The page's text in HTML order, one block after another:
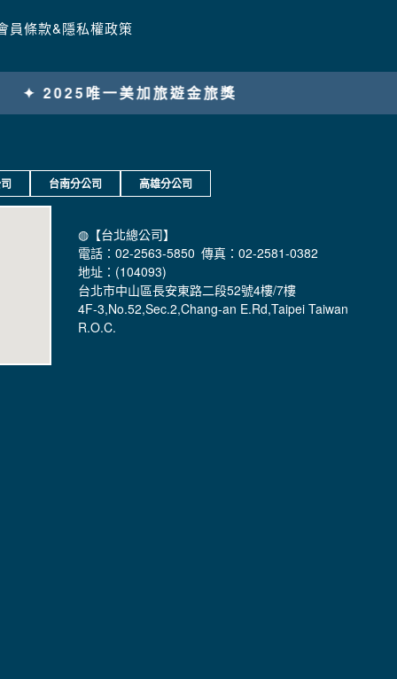
員條款&隱私權政策
台南分公司 高雄分公司
◍【台北總公司】
電話：02-2563-5850 傳真：02-2581-0382
地址：(104093)
台北市中山區長安東路二段52號4樓/7樓
4F-3,No.52,Sec.2,Chang-an E.Rd,Taipei Taiwan
R.O.C.